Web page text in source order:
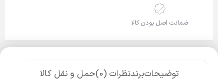
ضمانت اصل بودن کالا
توضیحاتبرندنظرات (0) حمل و نقل کالا